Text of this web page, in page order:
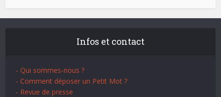
Infos et contact
- Qui sommes-nous ?
- Comment déposer un Petit Mot ?
- Revue de presse